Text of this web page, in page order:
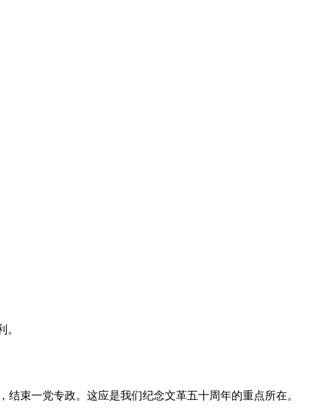
束一党专政。这应是我们纪念文革五十周年的重点所在。